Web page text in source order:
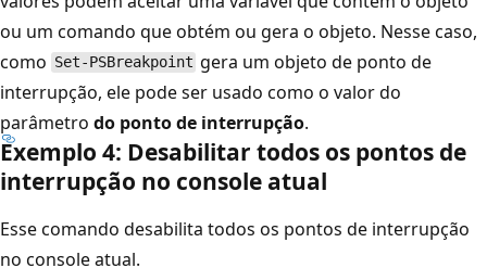
ou um comando que obtém ou gera o objeto. Nesse caso,
como Set-PSBreakpoint gera um objeto de ponto de
interrupção, ele pode ser usado como o valor do
parâmetro do ponto de interrupção.
Exemplo 4: Desabilitar todos os pontos de
interrupção no console atual
Esse comando desabilita todos os pontos de interrupção
no console atual.